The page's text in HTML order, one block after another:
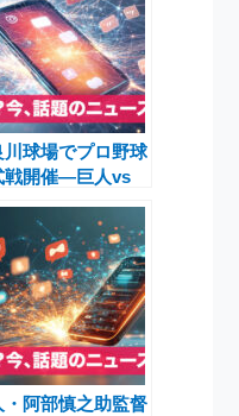
川球場でプロ野球
戦開催―巨人vs
線【2025年9月4
・阿部慎之助監督